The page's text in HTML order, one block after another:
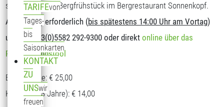
TARIFEvon
Tages-
bis
Saisonkarten
KONTAKT
ZU
UNSwir
freuen
schmackhaften Bergfrühstück im Bergrestaurant Sonnenkopf.
Anmeldung erforderlich (bis spätestens 14:00 Uhr am Vortag)
unter T: +43(0)5582 292-9300 oder direktonline über das
Reservierungstool
Erwachsene: € 25,00
Kinder (5-13 Jahre): € 14,00